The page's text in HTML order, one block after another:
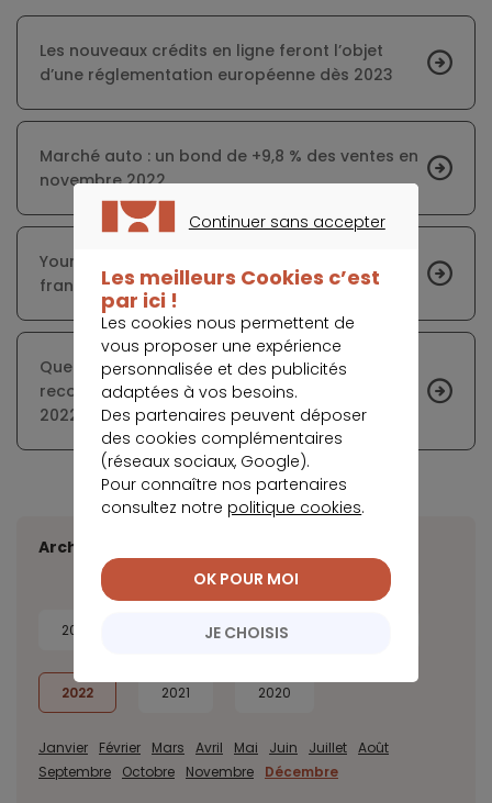
Les nouveaux crédits en ligne feront l’objet
d’une réglementation européenne dès 2023
Marché auto : un bond de +9,8 % des ventes en
novembre 2022
Younited rejoint le cercle fermé des licornes
françaises
Quelles sont les marques de voitures les plus
recommandées par les automobilistes en
2022
Archives
2026 2024
2022 2021 2020
Janvier Février Mars Avril Mai Juin Juillet Août
Septembre
Octobre Novembre Décembre
Continuer sans accepter
Les meilleurs Cookies c’est
par ici !
Les cookies nous permettent de
vous proposer une expérience
personnalisée et des publicités
adaptées à vos besoins.
Des partenaires peuvent déposer
des cookies complémentaires
(réseaux sociaux, Google).
Pour connaître nos partenaires
consultez notre politique cookies.
JE CHOISIS
OK POUR MOI